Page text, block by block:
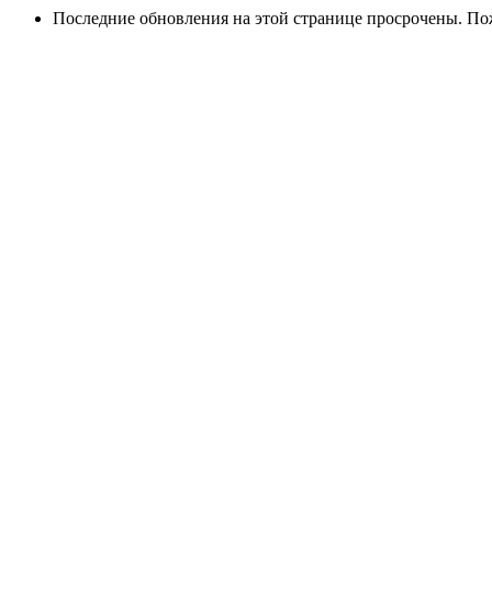
Последние обновления на этой странице просрочены.